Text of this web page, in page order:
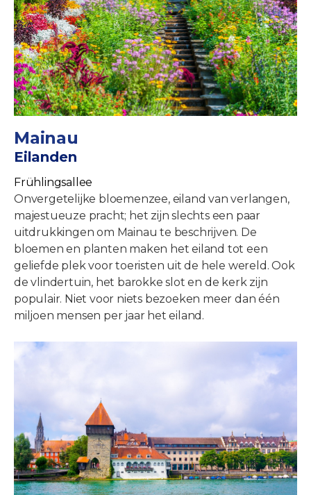
Mainau
Eilanden
Frühlingsallee
Onvergetelijke bloemenzee, eiland van verlangen,
majestueuze pracht; het zijn slechts een paar
uitdrukkingen om Mainau te beschrijven. De
bloemen en planten maken het eiland tot een
geliefde plek voor toeristen uit de hele wereld. Ook
de vlindertuin, het barokke slot en de kerk zijn
populair. Niet voor niets bezoeken meer dan één
miljoen mensen per jaar het eiland.